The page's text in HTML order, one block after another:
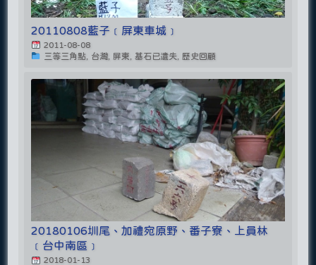
20110808藍子﹝屏東車城﹞
2011-08-08
三等三角點, 台灣, 屏東, 基石已遺失, 歷史回顧
20180106圳尾、加禮宛原野、番子寮、上員林
﹝台中南區﹞
2018-01-13